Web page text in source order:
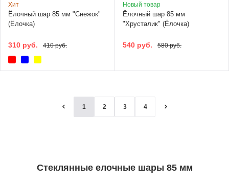
Хит
Ёлочный шар 85 мм "Снежок"
(Ёлочка)
310 руб. 410 руб.
Новый товар
Ёлочный шар 85 мм
"Хрусталик" (Ёлочка)
540 руб. 580 руб.
1 2 3 4
Стеклянные елочные шары 85 мм